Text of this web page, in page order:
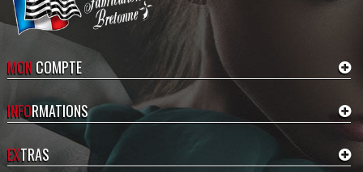
MONCOMPTE
INFORMATIONS
EXTRAS